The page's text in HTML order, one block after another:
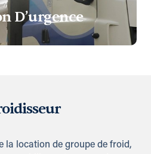
D’urgence
la location de groupe de froid,